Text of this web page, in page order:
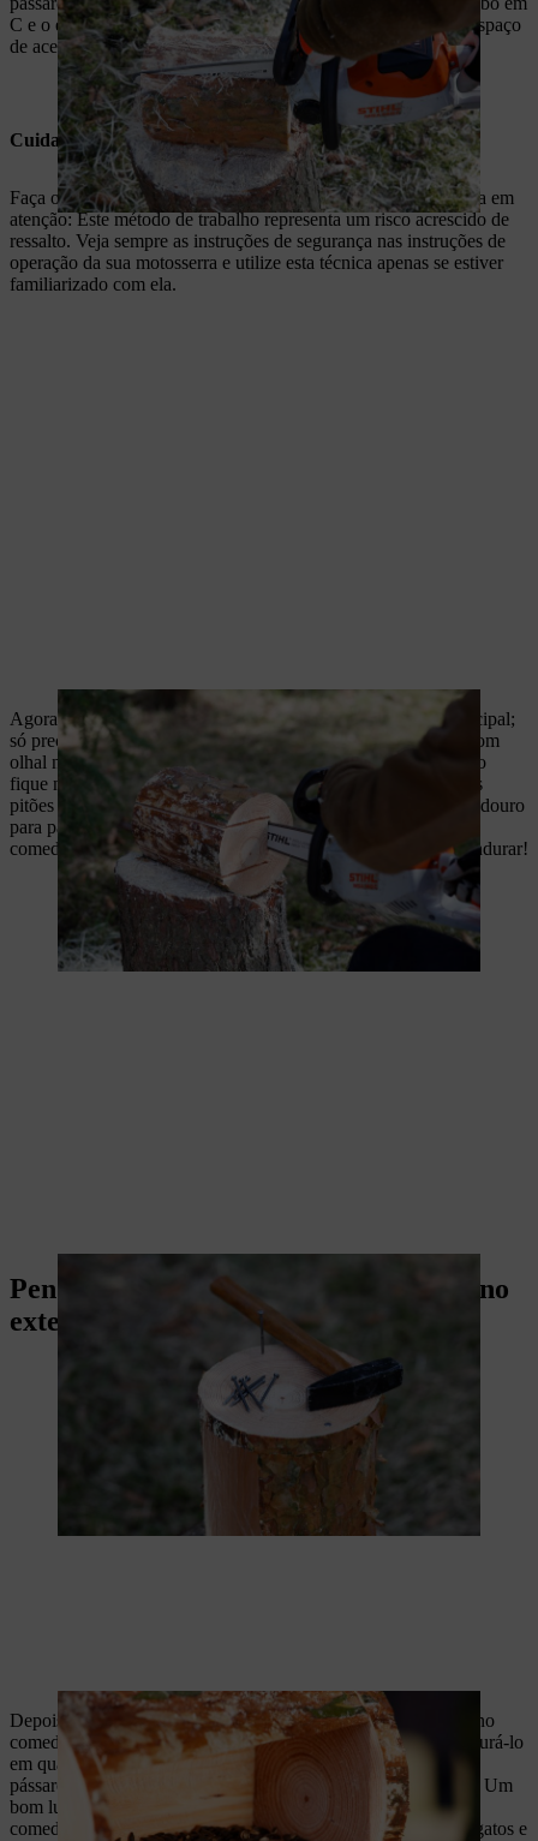
C e o espaço interior em breve será uma mesa para a ração e espaço
de acesso para os pássaros.
Cuidado: Cuidado ao fazer os cortes em profundidade
Faça os cortes em profundidade lenta e cuidadosamente. Tenha em
atenção: Este método de trabalho representa um risco acrescido de
ressalto. Veja sempre as instruções de segurança nas instruções de
operação da sua motosserra e utilize esta técnica apenas se estiver
familiarizado com ela.
Agora pregue as paredes laterais do comedouro ao corpo principal;
só precisa de dois pregos para cada lado. Insira os parafusos com
olhal na devida posição, de modo a que o fundo do comedouro
fique na horizontal depois de o pendurar. O local exato para os
pitões depende do centro de gravidade específico do seu comedouro
para pássaros. Agora só falta passar a corda pelos olhais e o
comedouro de bricolage para pássaros está feito e pronto a pendurar!
Pendurar o comedouro para pássaros no
exterior
Depois de a corda resistente aos elementos atmosféricos estar no
comedouro de bricolage em madeira para pássaros, pode pendurá-lo
em qualquer lugar de fácil acesso (para reabastecer) e onde os
pássaros possam chegar aos alimentos sem serem perturbados. Um
bom lugar é um ramo robusto e alto. Lembre-se de colocar os
comedouros para pássaros de forma a estarem seguros contra gatos e